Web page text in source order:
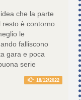
che la parte
resto è contorno
le
falliscono
gara e poca
serie
18/12/2022